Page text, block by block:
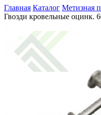
Главная Каталог Метизная
Гвозди кровельные оцинк.